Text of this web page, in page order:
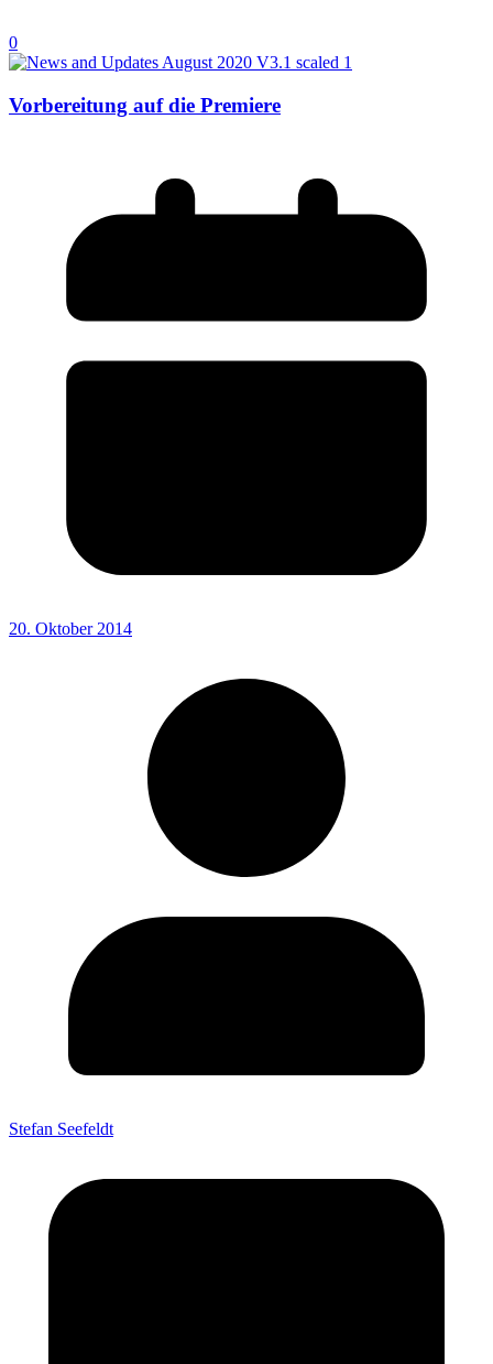
0
Vorbereitung auf die Premiere
20. Oktober 2014
Stefan Seefeldt